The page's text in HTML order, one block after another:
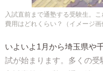
入試直前まで通塾する受験生。
費用はどれくらい？（イメージ画
いよいよ1月から埼玉県や
試が始まります。多くの